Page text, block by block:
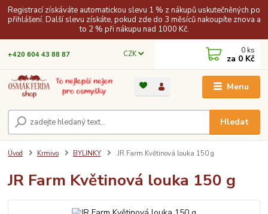
Registrací získáváte automatickou slevu 1 % z nákupů uskutečněných po
přihlášení. Další slevu získáte, pokud zde do 3 měsíců nakoupíte znova a
to 2 % při nákupu nad 1000 Kč.
Menu
CZK
Hledat
+420 604 43 88 87 0 ks
za 0 Kč
Úvod Krmivo BYLINKY JR Farm Květinová louka 150 g
JR Farm Květinová louka 150 g